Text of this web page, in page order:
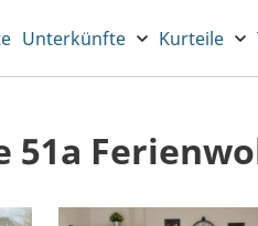
Unterkünfte Kurteile
51a